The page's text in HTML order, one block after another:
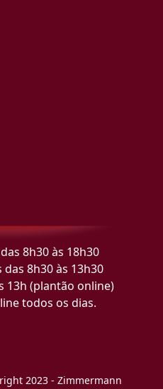
8h30 às 18h30
8h30 às 13h30
13h (plantão online)
todos os dias.
2023 - Zimmermann